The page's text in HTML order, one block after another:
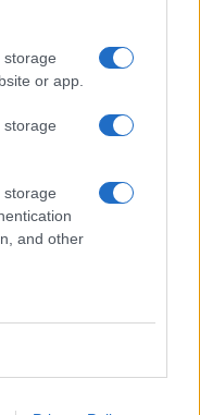
storage
or app.
storage
storage
and other
rossa. Approvato il